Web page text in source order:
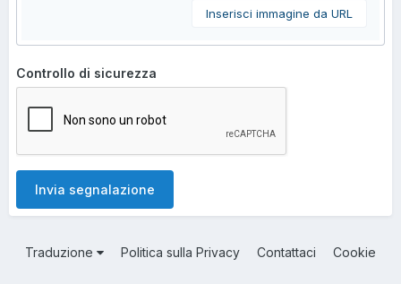
Inserisci immagine da URL
Controllo di sicurezza
Invia segnalazione
Traduzione Politica sulla Privacy Contattaci Cookie